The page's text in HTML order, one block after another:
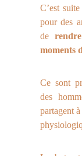
C’est
pour des
de
moments
Ce sont
des
partagent